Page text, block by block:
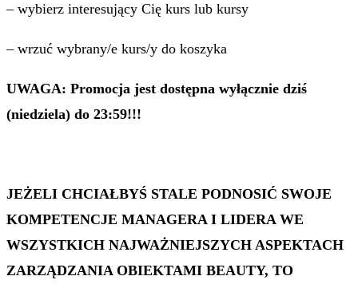
– wybierz interesujący Cię kurs lub kursy
– wrzuć wybrany/e kurs/y do koszyka
UWAGA: Promocja jest dostępna wyłącznie dziś
(niedziela) do 23:59!!!
JEŻELI CHCIAŁBYŚ STALE PODNOSIĆ SWOJE
KOMPETENCJE MANAGERA I LIDERA WE
WSZYSTKICH NAJWAŻNIEJSZYCH ASPEKTACH
ZARZĄDZANIA OBIEKTAMI BEAUTY, TO